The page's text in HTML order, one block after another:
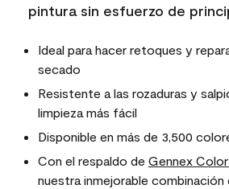
pintura sin esfuerzo de
Ideal para hacer retoques y
secado
Resistente a las rozaduras y
limpieza más fácil
Disponible en más de 3,500
Con el respaldo de Gennex
nuestra inmejorable